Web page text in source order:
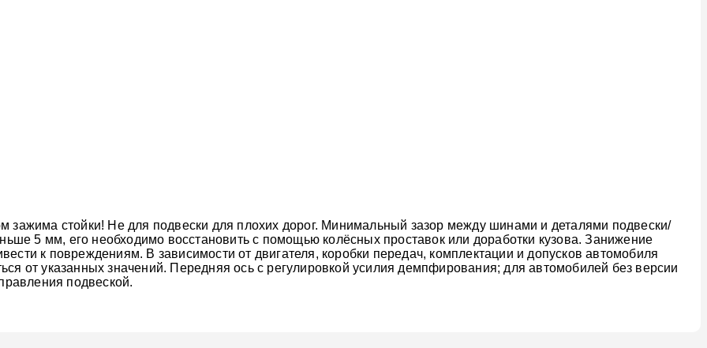
зажима стойки! Не для подвески для плохих дорог. Минимальный зазор между шинами и деталями подвески/
5 мм, его необходимо восстановить с помощью колёсных проставок или доработки кузова. Занижение
к повреждениям. В зависимости от двигателя, коробки передач, комплектации и допусков автомобиля
от указанных значений. Передняя ось с регулировкой усилия демпфирования; для автомобилей без версии
подвеской.